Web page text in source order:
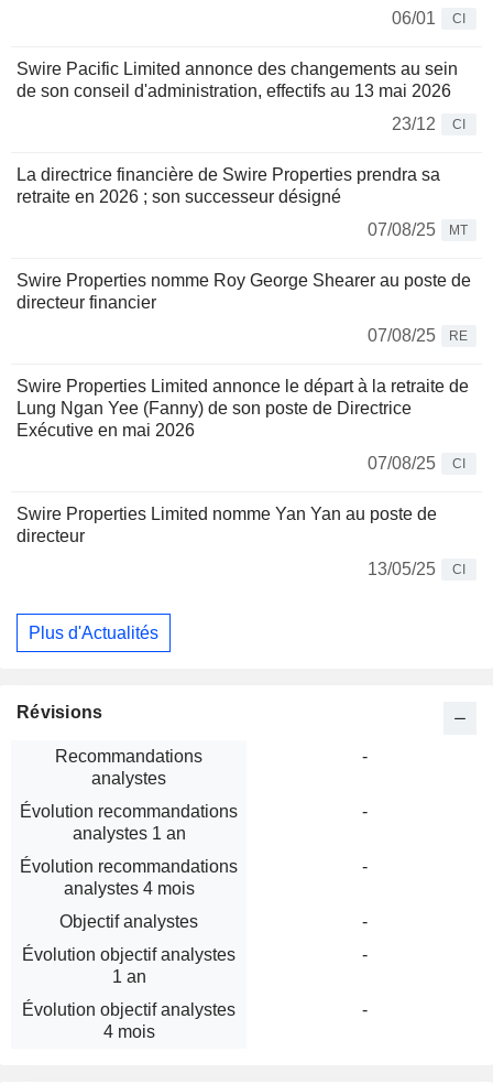
06/01
CI
Swire Pacific Limited annonce des changements au sein
de son conseil d'administration, effectifs au 13 mai 2026
23/12
CI
La directrice financière de Swire Properties prendra sa
retraite en 2026 ; son successeur désigné
07/08/25
MT
Swire Properties nomme Roy George Shearer au poste de
directeur financier
07/08/25
RE
Swire Properties Limited annonce le départ à la retraite de
Lung Ngan Yee (Fanny) de son poste de Directrice
Exécutive en mai 2026
07/08/25
CI
Swire Properties Limited nomme Yan Yan au poste de
directeur
13/05/25
CI
Plus d'Actualités
Révisions
Recommandations
analystes
-
Évolution recommandations
analystes 1 an
-
Évolution recommandations
analystes 4 mois
-
Objectif analystes
-
Évolution objectif analystes
1 an
-
Évolution objectif analystes
4 mois
-